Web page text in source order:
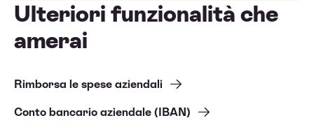
Ulteriori funzionalità che
amerai
Rimborsa le spese aziendali
Conto bancario aziendale (IBAN)